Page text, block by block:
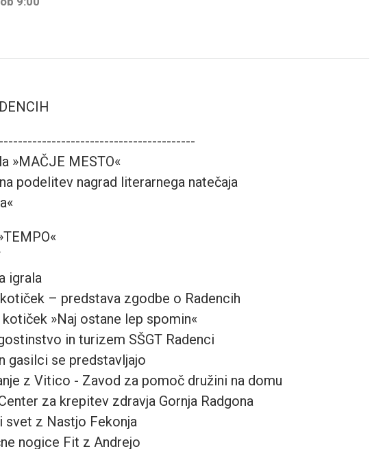
»MAČJE MESTO«
podelitev nagrad literarnega natečaja
igrala
– predstava zgodbe o Radencih
»Naj ostane lep spomin«
in turizem SŠGT Radenci
gasilci se predstavljajo
z Vitico - Zavod za pomoč družini na domu
za krepitev zdravja Gornja Radgona
svet z Nastjo Fekonja
nogice Fit z Andrejo